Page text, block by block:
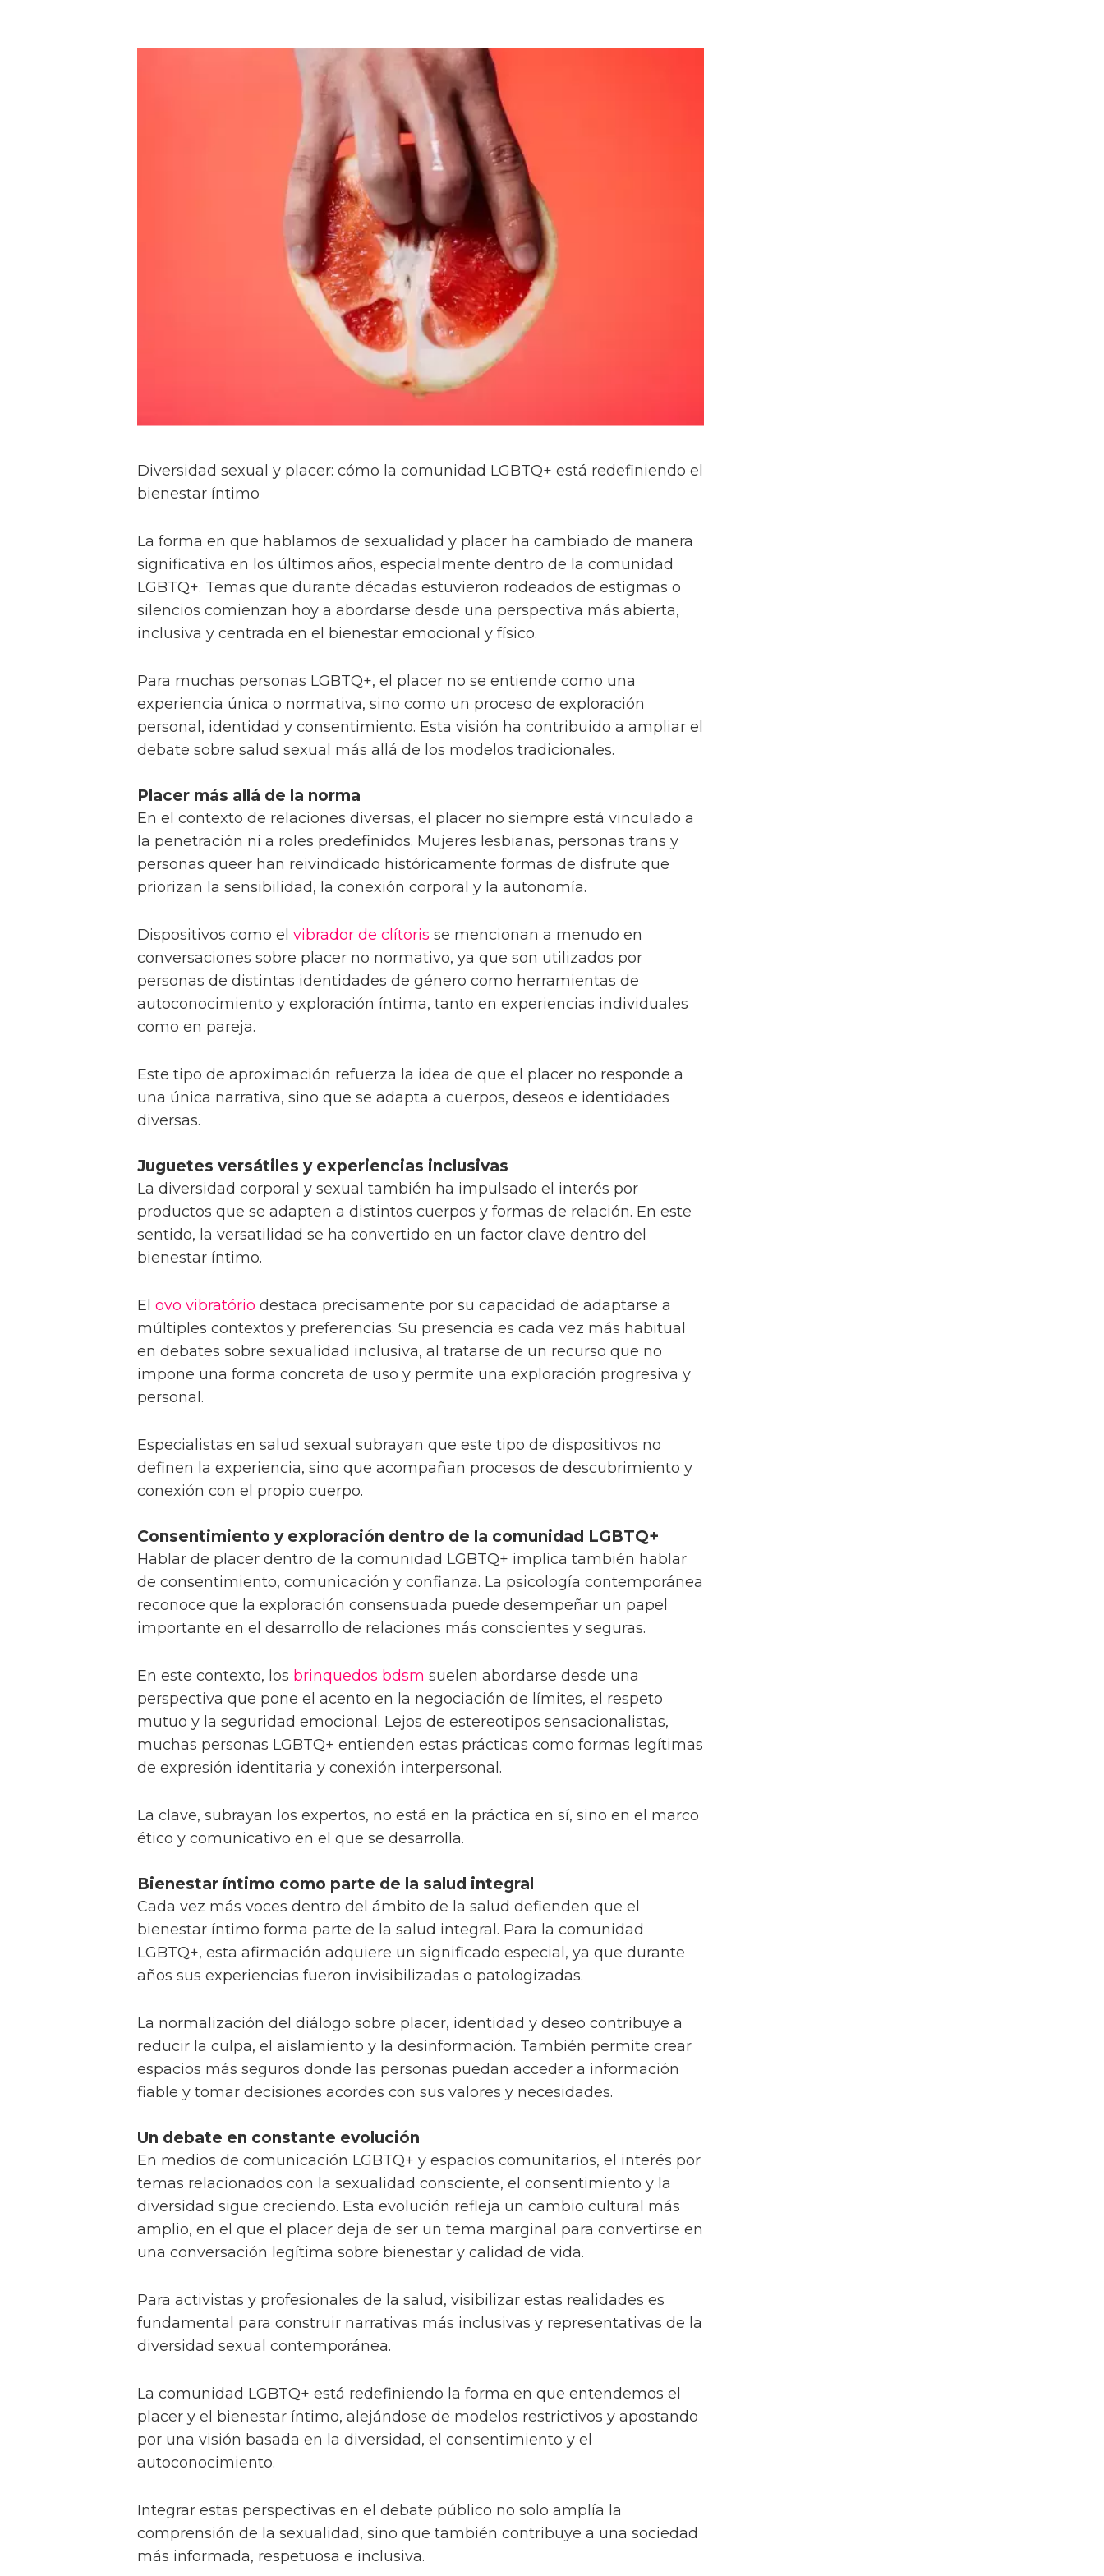
Diversidad sexual y placer: cómo la comunidad LGBTQ+ está redefiniendo el
bienestar íntimo
La forma en que hablamos de sexualidad y placer ha cambiado de manera
significativa en los últimos años, especialmente dentro de la comunidad
LGBTQ+. Temas que durante décadas estuvieron rodeados de estigmas o
silencios comienzan hoy a abordarse desde una perspectiva más abierta,
inclusiva y centrada en el bienestar emocional y físico.
Para muchas personas LGBTQ+, el placer no se entiende como una
experiencia única o normativa, sino como un proceso de exploración
personal, identidad y consentimiento. Esta visión ha contribuido a ampliar el
debate sobre salud sexual más allá de los modelos tradicionales.
Placer más allá de la norma
En el contexto de relaciones diversas, el placer no siempre está vinculado a
la penetración ni a roles predefinidos. Mujeres lesbianas, personas trans y
personas queer han reivindicado históricamente formas de disfrute que
priorizan la sensibilidad, la conexión corporal y la autonomía.
Dispositivos como el vibrador de clítoris se mencionan a menudo en
conversaciones sobre placer no normativo, ya que son utilizados por
personas de distintas identidades de género como herramientas de
autoconocimiento y exploración íntima, tanto en experiencias individuales
como en pareja.
Este tipo de aproximación refuerza la idea de que el placer no responde a
una única narrativa, sino que se adapta a cuerpos, deseos e identidades
diversas.
Juguetes versátiles y experiencias inclusivas
La diversidad corporal y sexual también ha impulsado el interés por
productos que se adapten a distintos cuerpos y formas de relación. En este
sentido, la versatilidad se ha convertido en un factor clave dentro del
bienestar íntimo.
El ovo vibratório destaca precisamente por su capacidad de adaptarse a
múltiples contextos y preferencias. Su presencia es cada vez más habitual
en debates sobre sexualidad inclusiva, al tratarse de un recurso que no
impone una forma concreta de uso y permite una exploración progresiva y
personal.
Especialistas en salud sexual subrayan que este tipo de dispositivos no
definen la experiencia, sino que acompañan procesos de descubrimiento y
conexión con el propio cuerpo.
Consentimiento y exploración dentro de la comunidad LGBTQ+
Hablar de placer dentro de la comunidad LGBTQ+ implica también hablar
de consentimiento, comunicación y confianza. La psicología contemporánea
reconoce que la exploración consensuada puede desempeñar un papel
importante en el desarrollo de relaciones más conscientes y seguras.
En este contexto, los brinquedos bdsm suelen abordarse desde una
perspectiva que pone el acento en la negociación de límites, el respeto
mutuo y la seguridad emocional. Lejos de estereotipos sensacionalistas,
muchas personas LGBTQ+ entienden estas prácticas como formas legítimas
de expresión identitaria y conexión interpersonal.
La clave, subrayan los expertos, no está en la práctica en sí, sino en el marco
ético y comunicativo en el que se desarrolla.
Bienestar íntimo como parte de la salud integral
Cada vez más voces dentro del ámbito de la salud defienden que el
bienestar íntimo forma parte de la salud integral. Para la comunidad
LGBTQ+, esta afirmación adquiere un significado especial, ya que durante
años sus experiencias fueron invisibilizadas o patologizadas.
La normalización del diálogo sobre placer, identidad y deseo contribuye a
reducir la culpa, el aislamiento y la desinformación. También permite crear
espacios más seguros donde las personas puedan acceder a información
fiable y tomar decisiones acordes con sus valores y necesidades.
Un debate en constante evolución
En medios de comunicación LGBTQ+ y espacios comunitarios, el interés por
temas relacionados con la sexualidad consciente, el consentimiento y la
diversidad sigue creciendo. Esta evolución refleja un cambio cultural más
amplio, en el que el placer deja de ser un tema marginal para convertirse en
una conversación legítima sobre bienestar y calidad de vida.
Para activistas y profesionales de la salud, visibilizar estas realidades es
fundamental para construir narrativas más inclusivas y representativas de la
diversidad sexual contemporánea.
La comunidad LGBTQ+ está redefiniendo la forma en que entendemos el
placer y el bienestar íntimo, alejándose de modelos restrictivos y apostando
por una visión basada en la diversidad, el consentimiento y el
autoconocimiento.
Integrar estas perspectivas en el debate público no solo amplía la
comprensión de la sexualidad, sino que también contribuye a una sociedad
más informada, respetuosa e inclusiva.